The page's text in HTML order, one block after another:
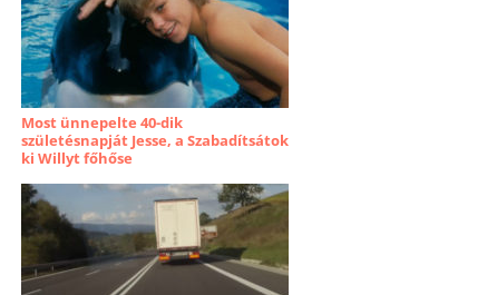
Most ünnepelte 40-dik
születésnapját Jesse, a Szabadítsátok
ki Willyt főhőse